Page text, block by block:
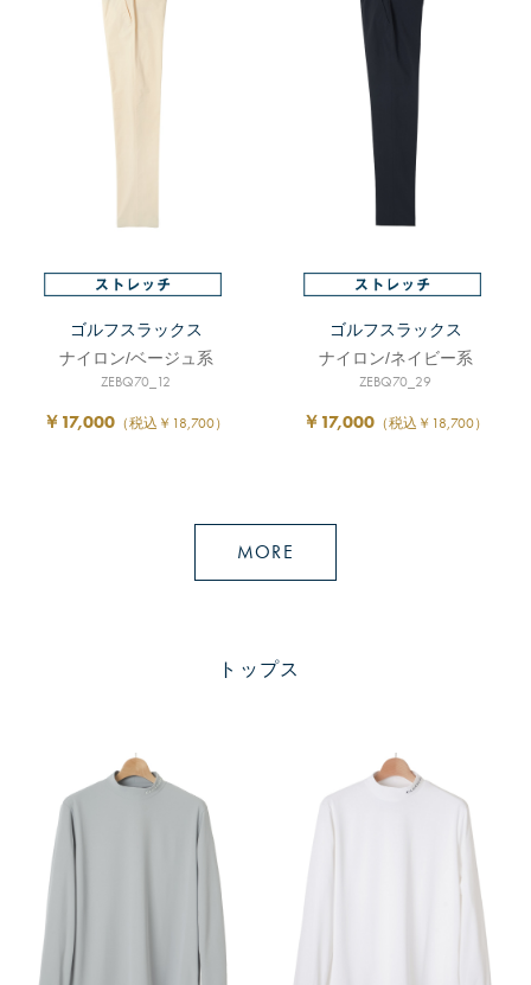
ゴルフスラックス
ナイロン/ベージュ系
ZEBQ70_12
￥17,000 （税込￥18,700）
ゴルフスラックス
ナイロン/ネイビー系
ZEBQ70_29
￥17,000 （税込￥18,700）
MORE
トップス